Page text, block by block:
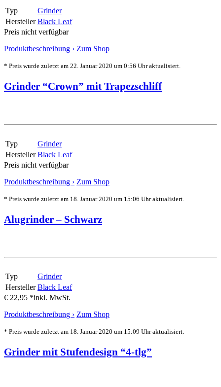
Typ
Grinder
Hersteller Black Leaf
Preis nicht verfügbar
Produktbeschreibung › Zum Shop
* Preis wurde zuletzt am 22. Januar 2020 um 0:56 Uhr aktualisiert.
Grinder “Crown” mit Trapezschliff
Typ
Grinder
Hersteller Black Leaf
Preis nicht verfügbar
Produktbeschreibung › Zum Shop
* Preis wurde zuletzt am 18. Januar 2020 um 15:06 Uhr aktualisiert.
Alugrinder – Schwarz
Typ
Grinder
Hersteller Black Leaf
€ 22,95 *inkl. MwSt.
Produktbeschreibung › Zum Shop
* Preis wurde zuletzt am 18. Januar 2020 um 15:09 Uhr aktualisiert.
Grinder mit Stufendesign “4-tlg”